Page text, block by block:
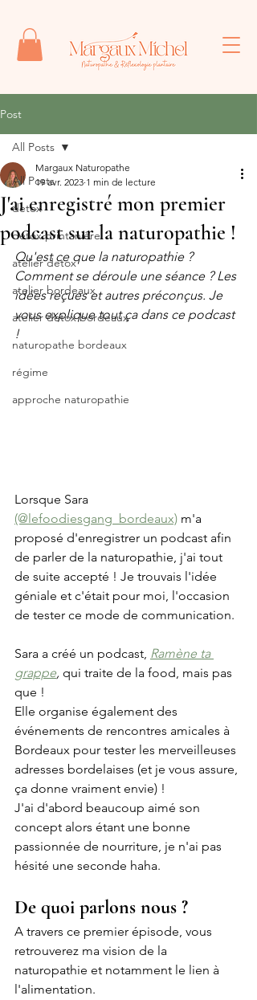
Post
All Posts
detox
detox printanière
atelier detox
atelier bordeaux
atelier detox bordeaux
naturopathe bordeaux
régime
approche naturopathie
All Posts
J'ai enregistré mon premier
podcast sur la naturopathie !
Margaux Naturopathe
19 avr. 2023 1 min de lecture
Qu'est ce que la naturopathie ?
Comment se déroule une séance ? Les
idées reçues et autres préconçus. Je
vous explique tout ça dans ce podcast
!
Lorsque Sara
(@lefoodiesgang_bordeaux) m'a
proposé d'enregistrer un podcast afin
de parler de la naturopathie, j'ai tout
de suite accepté ! Je trouvais l'idée
géniale et c'était pour moi, l'occasion
de tester ce mode de communication.
Sara a créé un podcast, Ramène ta
grappe, qui traite de la food, mais pas
que !
Elle organise également des
événements de rencontres amicales à
Bordeaux pour tester les merveilleuses
adresses bordelaises (et je vous assure,
ça donne vraiment envie) !
J'ai d'abord beaucoup aimé son
concept alors étant une bonne
passionnée de nourriture, je n'ai pas
hésité une seconde haha.
De quoi parlons nous ?
A travers ce premier épisode, vous
retrouverez ma vision de la
naturopathie et notamment le lien à
l'alimentation.